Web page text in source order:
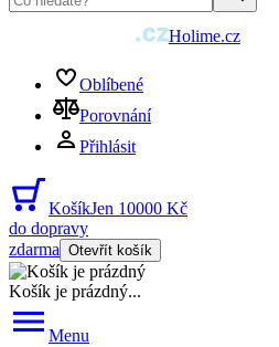
Holime.cz
Oblíbené
Porovnání
Přihlásit
KošíkJen 10000 Kč
do dopravy
zdarma Otevřít košík
Košík je prázdný...
Menu